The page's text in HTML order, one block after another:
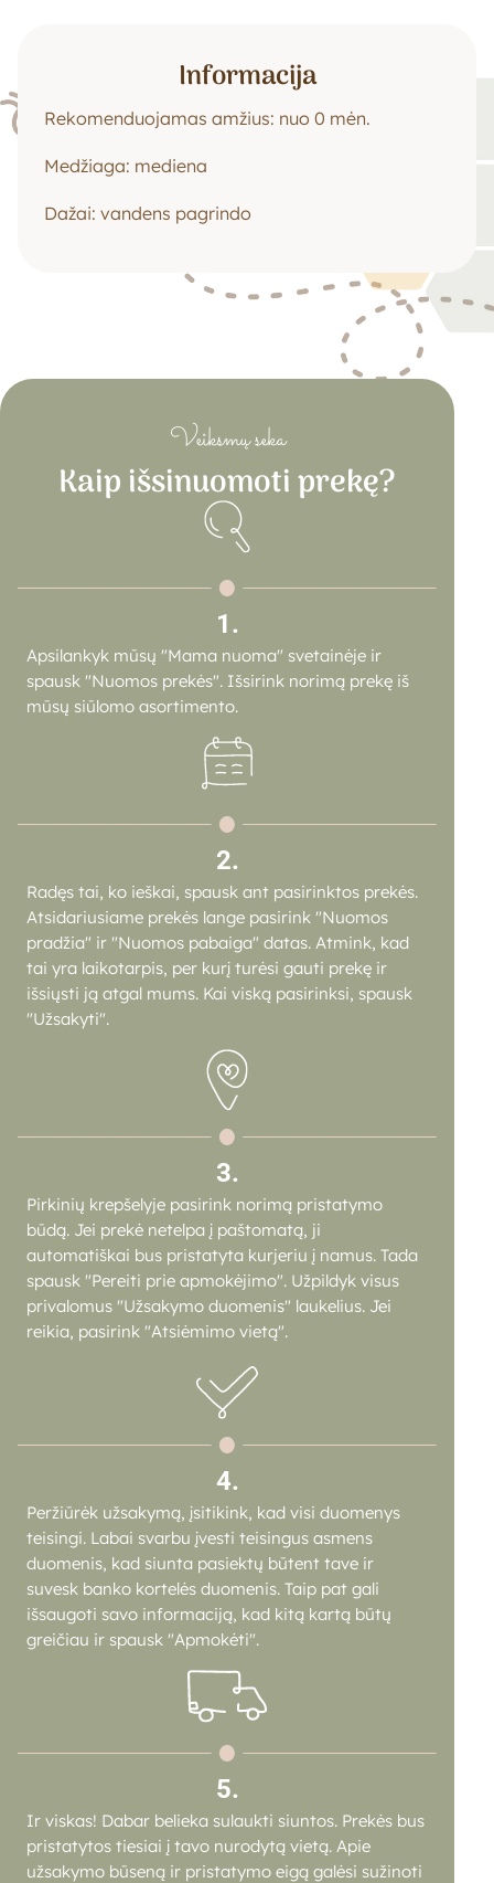
Informacija
Rekomenduojamas amžius: nuo 0 mėn.
Medžiaga: mediena
Dažai: vandens pagrindo
Veiksmų seka
Kaip išsinuomoti prekę?
1.
Apsilankyk mūsų "Mama nuoma" svetainėje ir
spausk "Nuomos prekės". Išsirink norimą prekę iš
mūsų siūlomo asortimento.
2.
Radęs tai, ko ieškai, spausk ant pasirinktos prekės.
Atsidariusiame prekės lange pasirink "Nuomos
pradžia" ir "Nuomos pabaiga" datas. Atmink, kad
tai yra laikotarpis, per kurį turėsi gauti prekę ir
išsiųsti ją atgal mums. Kai viską pasirinksi, spausk
"Užsakyti".
3.
Pirkinių krepšelyje pasirink norimą pristatymo
būdą. Jei prekė netelpa į paštomatą, ji
automatiškai bus pristatyta kurjeriu į namus. Tada
spausk "Pereiti prie apmokėjimo". Užpildyk visus
privalomus "Užsakymo duomenis" laukelius. Jei
reikia, pasirink "Atsiėmimo vietą".
4.
Peržiūrėk užsakymą, įsitikink, kad visi duomenys
teisingi. Labai svarbu įvesti teisingus asmens
duomenis, kad siunta pasiektų būtent tave ir
suvesk banko kortelės duomenis. Taip pat gali
išsaugoti savo informaciją, kad kitą kartą būtų
greičiau ir spausk "Apmokėti".
5.
Ir viskas! Dabar belieka sulaukti siuntos. Prekės bus
pristatytos tiesiai į tavo nurodytą vietą. Apie
užsakymo būseną ir pristatymo eigą galėsi sužinoti